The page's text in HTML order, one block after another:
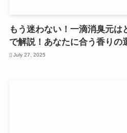
もう迷わない！一滴消臭元は
で解説！あなたに合う香りの
July 27, 2025